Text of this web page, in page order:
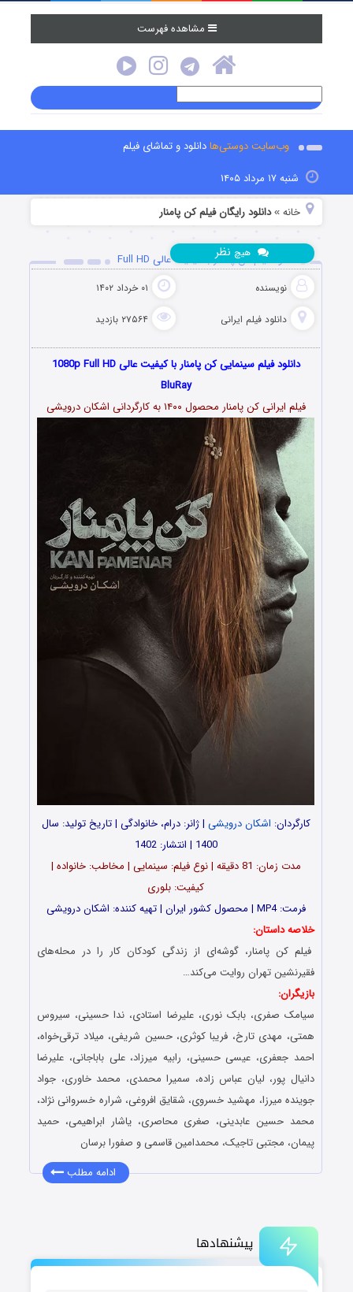
مشاهده فهرست
وب‌سایت دوستی‌هادانلود و تماشای فیلم
شنبه ۱۷ مرداد ۱۴۰۵
پیشنهادها
خانه »دانلود رایگان فیلم کن پامنار
دانلود فیلم کن پامنار با کیفیت عالی Full HD
نویسنده ۰۱ خرداد ۱۴۰۲
دانلود فیلم‌ ایرانی ۲۷۵۶۴ بازدید
هیچ نظر
دانلود فیلم سینمایی کن پامنار با کیفیت عالی 1080p Full HD
BluRay
فیلم ایرانی کن پامنار محصول ۱۴۰۰ به کارگردانی اشکان درویشی
کارگردان: اشکان درویشی | ژانر: درام، خانوادگی | تاریخ تولید: سال
1400 | انتشار: 1402
مدت‌‌ زمان: 81 دقیقه | نوع فیلم: سینمایی | مخاطب: خانواده |
کیفیت: بلوری
فرمت: MP4 | محصول کشور ایران | تهیه‎‌ کننده: اشکان درویشی
خلاصه داستان:
فیلم کن پامنار، گوشه‌ای از زندگی کودکان کار را در محله‌های
فقیرنشین تهران روایت می‌کند…
بازیگران:
سیامک صفری، بابک نوری، علیرضا استادی، ندا حسینی، سیروس
همتی، مهدی تارخ، فریبا کوثری، حسین شریفی، میلاد ترقی‌خواه،
احمد جعفری، عیسی حسینی، رابیه میرزاد، علی باباجانی، علیرضا
دانیال پور، لیان عباس زاده، سمیرا محمدی، محمد خاوری، جواد
جوینده میرزا، مهشید خسروی، شقایق افروغی، شراره خسروانی نژاد،
محمد حسین عابدینی، صغری محاصری، یاشار ابراهیمی، حمید
پیمان، مجتبی تاجیک، محمدامین قاسمی و صفورا برسان
ادامه مطلب